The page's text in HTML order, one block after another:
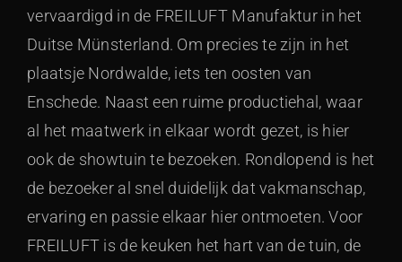
vervaardigd in de FREILUFT Manufaktur in het
Duitse Münsterland. Om precies te zijn in het
plaatsje Nordwalde, iets ten oosten van
Enschede. Naast een ruime productiehal, waar
al het maatwerk in elkaar wordt gezet, is hier
ook de showtuin te bezoeken. Rondlopend is het
de bezoeker al snel duidelijk dat vakmanschap,
ervaring en passie elkaar hier ontmoeten. Voor
FREILUFT is de keuken het hart van de tuin, de